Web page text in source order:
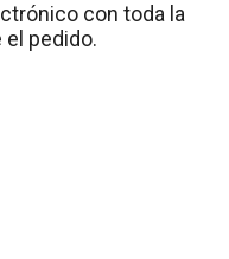
con toda la
pedido.